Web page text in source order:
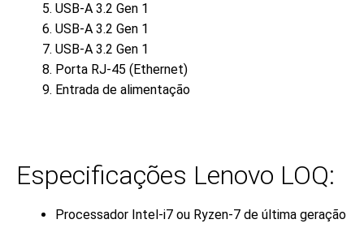
USB-A 3.2 Gen 1
USB-A 3.2 Gen 1
USB-A 3.2 Gen 1
Porta RJ-45 (Ethernet)
Entrada de alimentação
Especificações Lenovo LOQ:
Processador Intel-i7 ou Ryzen-7 de última geração